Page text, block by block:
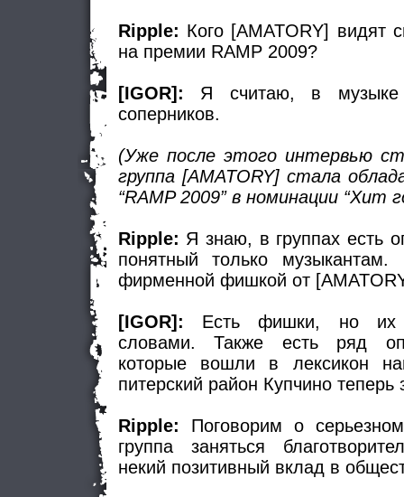
Ripple: Кого [AMATORY] видят
на премии RAMP 2009?
[IGOR]: Я считаю, в
соперников.
(Уже после этого интервью
группа [AMATORY] стала
“RAMP 2009” в номинации “Хит
Ripple: Я знаю, в группах есть
понятный только музыкантам.
фирменной фишкой от
[IGOR]: Есть фишки, но их
словами. Также есть ряд
которые вошли в лексикон
питерский район Купчино теперь
Ripple: Поговорим о
группа заняться
некий позитивный вклад в